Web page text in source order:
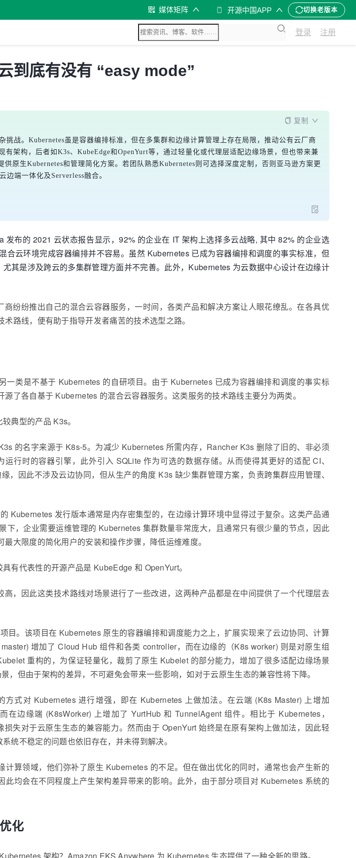
媒体矩阵 开源中国APP 切换老版本
登录 注册
到底有没有 “easy mode”
复制
战。Kubernetes虽是容器编排标准，但在多集群和边缘计算管理上存在局限，推动公有云厂商
架构，后者如K3s、KubeEdge和OpenYurt等，通过轻量化或代理层适配边缘场景，但也带来兼
原生Kubernetes和管理简化方案。若团队熟悉Kubernetes则可选择深度定制，否则亚马逊方案更
端一体化及Serverless融合。
布的 2021 云状态报告显示，92% 的企业在 IT 架构上选择多云战略, 其中 82% 的企业选
云环境完成容器编排并不容易。虽然 Kubernetes 已成为容器编排和调度的事实标准，但
其是涉及跨云的多集群管理方面并不完善。此外，Kubernetes 为云数据中心设计在边缘计
纷纷推出自己的混合云容器服务，一时间，各类产品和解决方案让人眼花缭乱。在各具优
路线，便有助于指导开发者痛苦的技术选型之路。
类是不基于 Kubernetes 的自研项目。由于 Kubernetes 已成为容器编排和调度的事实标
了各自基于 Kubernetes 的混合云容器服务。这类服务的技术路线主要分为两类。
典型的产品 K3s。
的名字来源于 K8s-5。为减少 Kubernetes 所需内存，Rancher K3s 删除了旧的、非必须
行时的容器引擎，此外引入 SQLite 作为可选的数据存储。从而使得其更好的适配 CI、
因此不涉及云边协同，但从生产的角度 K3s 缺少集群管理方案，负责跨集群应用管理、
Kubernetes 发行版本通常是内存密集型的，在边缘计算环境中显得过于复杂。这类产品通
，企业需要运维管理的 Kubernetes 集群数量非常庞大，且通常只有很少量的节点，因此
大限度的简化用户的安装和操作步骤，降低运维难度。
有代表性的开源产品是 KubeEdge 和 OpenYurt。
，因此这类技术路线对场景进行了一些改进，这两种产品都是在中间提供了一个代理层去
。该项目在 Kubernetes 原生的容器编排和调度能力之上，扩展实现来了云边协同、计算
增加了 Cloud Hub 组件和各类 controller，而在边缘的（K8s worker) 则是对原生组
重构的，为保证轻量化，裁剪了原生 Kubelet 的部分能力，增加了很多适配边缘场景
但由于架构的差异，不可避免会带来一些影响，如对于云原生生态的兼容性将下降。
式对 Kubernetes 进行增强，即在 Kubernetes 上做加法。在云端 (K8s Master) 上增加
边缘端 (K8sWorker) 上增加了 YurtHub 和 TunnelAgent 组件。相比于 Kubernetes，
失对于云原生生态的兼容能力。然而由于 OpenYurt 始终是在原有架构上做加法，因此轻
统不稳定的问题也依旧存在，并未得到解决。
算领域，他们弥补了原生 Kubernetes 的不足。但在做出优化的同时，通常也会产生新的
均会在不同程度上产生架构差异带来的影响。此外，由于部分项目对 Kubernetes 系统的
化